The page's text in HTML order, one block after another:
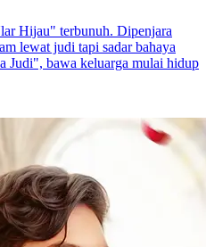
Hijau" terbunuh. Dipenjara
lewat judi tapi sadar bahaya
Judi", bawa keluarga mulai hidup